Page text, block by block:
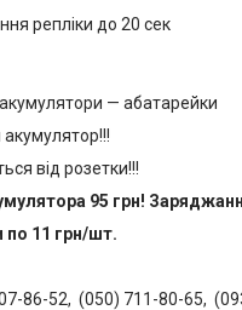
репліки до 20 сек
— абатарейки
від розетки!!!
95 грн!
по 11 грн/шт.
86-52, (050) 711-80-65,